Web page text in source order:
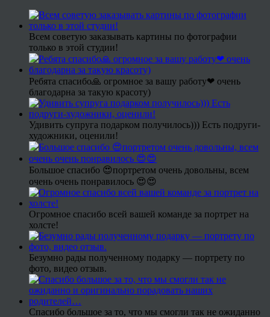
Всем советую заказывать картины по фотографии
только в этой студии!
Ребята спасибо🙏 огромное за вашу работу❤ очень
благодарна за такую красоту)
Удивить супруга подарком получилось))) Есть подруги-
художники, оценили!
Большое спасибо 😍портретом очень довольны, всем
очень очень понравилось 😍😍
Огромное спасибо всей вашей команде за портрет на
холсте!
Безумно рады полученному подарку — портрету по
фото, видео отзыв.
Спасибо большое за то, что мы смогли так не ожиданно